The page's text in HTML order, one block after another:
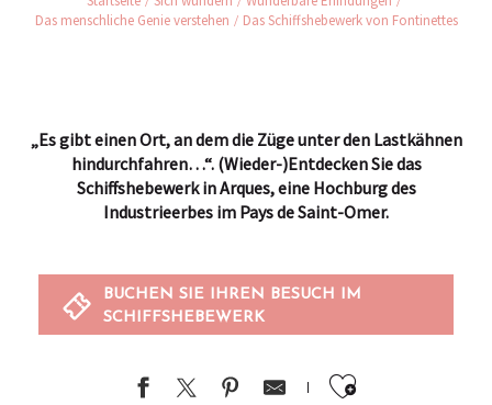
Das menschliche Genie verstehen
Das Schiffshebewerk von Fontinettes
„Es gibt einen Ort, an dem die Züge unter den Lastkähnen
hindurchfahren…“. (Wieder-)Entdecken Sie das
Schiffshebewerk in Arques, eine Hochburg des
Industrieerbes im Pays de Saint-Omer.
BUCHEN SIE IHREN BESUCH IM
SCHIFFSHEBEWERK
Ajouter